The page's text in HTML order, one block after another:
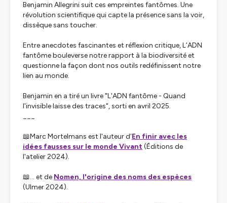
Benjamin Allegrini suit ces empreintes fantômes. Une
révolution scientifique qui capte la présence sans la voir,
dissèque sans toucher.
Entre anecdotes fascinantes et réflexion critique, L’ADN
fantôme bouleverse notre rapport à la biodiversité et
questionne la façon dont nos outils redéfinissent notre
lien au monde.
Benjamin en a tiré un livre "L'ADN fantôme - Quand
l'invisible laisse des traces", sorti en avril 2025.
📖Marc Mortelmans est l'auteur d'En finir avec les
idées fausses sur le monde Vivant(Éditions de
l'atelier 2024).
📖… et de Nomen, l'origine des noms des espèces
(Ulmer 2024).